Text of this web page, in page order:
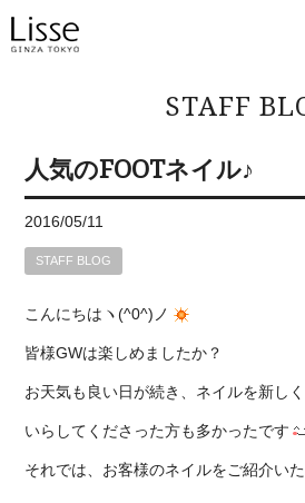
STAFF
人気のFOOTネイル♪
2016/05/11
STAFF BLOG
こんにちはヽ(^0^)ノ
皆様GWは楽しめましたか？
お天気も良い日が続き、ネイルを新し
いらしてくださった方も多かったです
それでは、お客様のネイルをご紹介い